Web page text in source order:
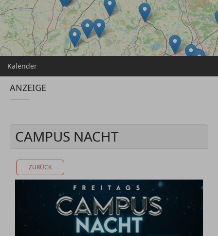
Kalender
ANZEIGE
CAMPUS NACHT
ZURÜCK